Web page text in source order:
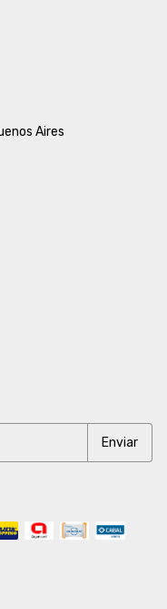
Aires